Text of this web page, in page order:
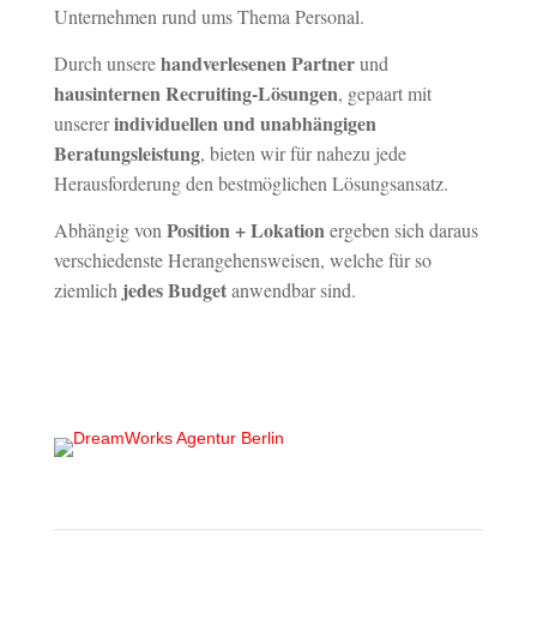
Unternehmen rund ums Thema Personal.
Durch unserehandverlesenen Partnerund
hausinternenRecruiting-Lösungen, gepaart mit
unsererindividuellen und unabhängigen
Beratungsleistung, bieten wir für nahezu jede
Herausforderung den bestmöglichen Lösungsansatz.
Abhängig von Position + Lokation ergeben sich daraus
verschiedenste Herangehensweisen, welche für so
ziemlich jedes Budgetanwendbar sind.